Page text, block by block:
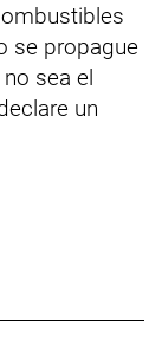
se propague
sea el
un